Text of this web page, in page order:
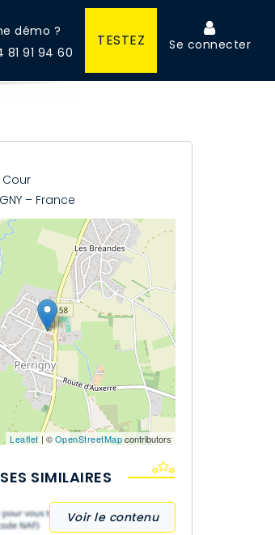
démo ?
81 91 94 60
TESTEZ Se connecter
Cour
– France
Leaflet| ©OpenStreetMapcontributors
SIMILAIRES
Voir le contenu